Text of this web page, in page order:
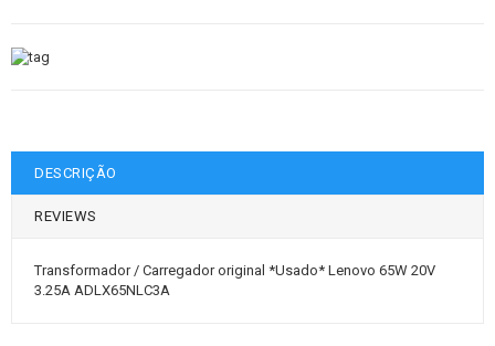
DESCRIÇÃO
REVIEWS
Transformador / Carregador original *Usado* Lenovo 65W 20V
3.25A ADLX65NLC3A